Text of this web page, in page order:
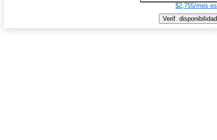
$2,755/mes
Verif. disponibilidad